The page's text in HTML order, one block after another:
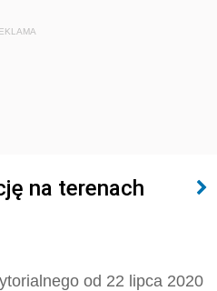
na terenach
od 22 lipca 2020